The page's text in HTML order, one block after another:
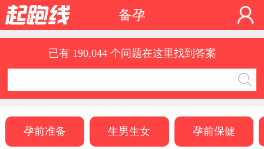
备孕
已有 190,044 个问题在这里找到答案
孕前准备 生男生女 孕前保健